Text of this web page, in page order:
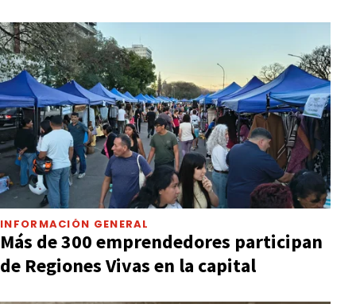
INFORMACIÓN GENERAL
Más de 300 emprendedores participan
de Regiones Vivas en la capital